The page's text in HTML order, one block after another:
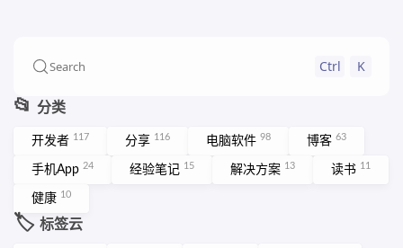
Search Ctrl K
📂 分类
开发者 117 分享 116 电脑软件 98 博客 63
手机App 24 经验笔记 15 解决方案 13 读书 11
健康 10
🏷️ 标签云